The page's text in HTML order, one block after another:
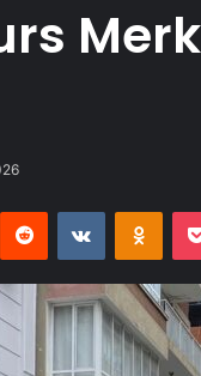
Reddit VKontakte